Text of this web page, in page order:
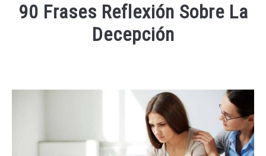
90 Frases Reflexión Sobre La
Decepción